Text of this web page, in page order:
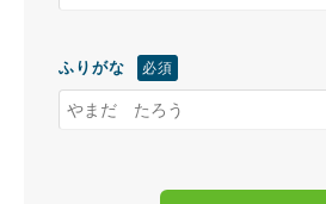
ふりがな